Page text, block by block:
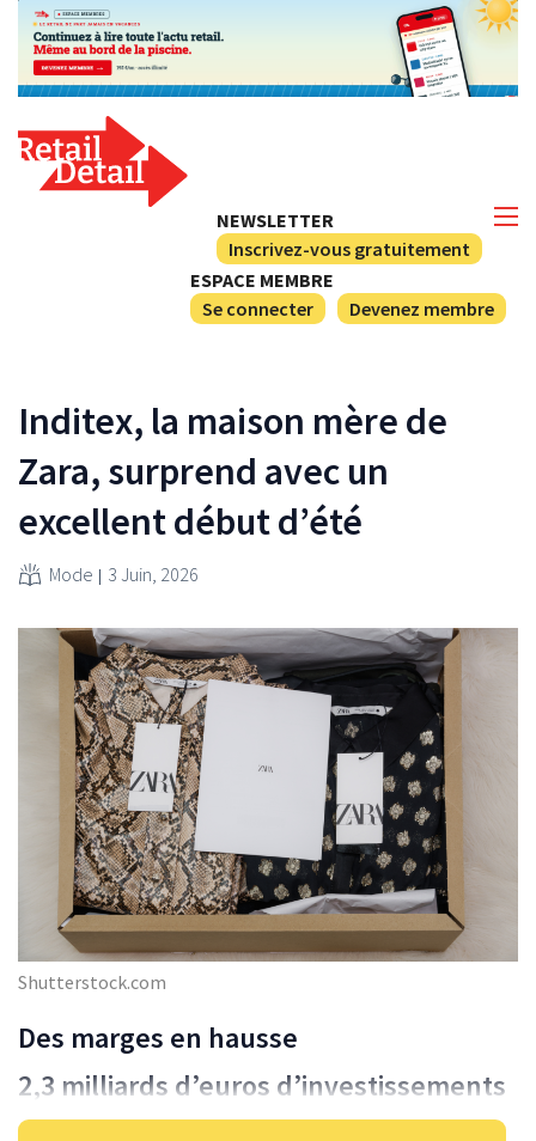
NEWSLETTER
Inscrivez-vous gratuitement
ESPACE MEMBRE
Se connecter
Devenez membre
Inditex, la maison mère de
Zara, surprend avec un
excellent début d’été
Mode 3 Juin, 2026
Shutterstock.com
Des marges en hausse
2,3 milliards d’euros d’investissements